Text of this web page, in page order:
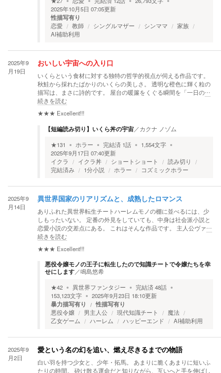
2025年10月5日 07:05更新
性描写有り
恋愛 教師 シングルマザー シンママ
家族
AI補助利用
2025年9
月19日
おいしい宇宙への入り口
いくらという食材に対する独特の哲学的視点が伺える作品です。
秋鮭から採れたばかりのいくらの美しさ。 透明な橙色に輝く粒の
描写は、まさに詩的です。 屋台の暖簾をくぐる瞬間を「一日の…
続きを読む
★★★ Excellent!!!
【短編読み切り】いくら丼の宇宙／カクナ ノゾム
★131 ホラー 完結済 1話 1,554文字
2025年9月17日 07:40更新
イクラ
イクラ丼 ショートショート
読み切り
完結済み
1分小説 ホラー コズミックホラー
2025年9
月14日
異世界国家のリアリズムと、成熟したロマンス
ありふれた異世界転生チートハーレムモノの棚に並べるには、少
しもったいない。 定番の外見をしていても、中身は社会派小説と
恋愛小説の交差点にある。 これはそんな作品です。 主人公ヴァ…
続きを読む
★★★ Excellent!!!
悪役令嬢モノの王子に転生したので知識チートで令嬢たちを幸
せにします／鳴島悠希
★42 異世界ファンタジー 完結済48話
153,123文字 2025年9月23日 18:10更新
暴力描写有り 性描写有り
悪役令嬢 男主人公 現代知識チート
魔法
乙女ゲーム
ハーレム ハッピーエンド AI補助利用
2025年9
月2日
愛という名の幻を追い、燃え尽きるまでの物語
白い羽を持つ少女と、少年・拓馬。 あまりに脆くあまりに短いふ
たりの時間。 砕け散る運命だと知りながら、互いへと手を伸ばし